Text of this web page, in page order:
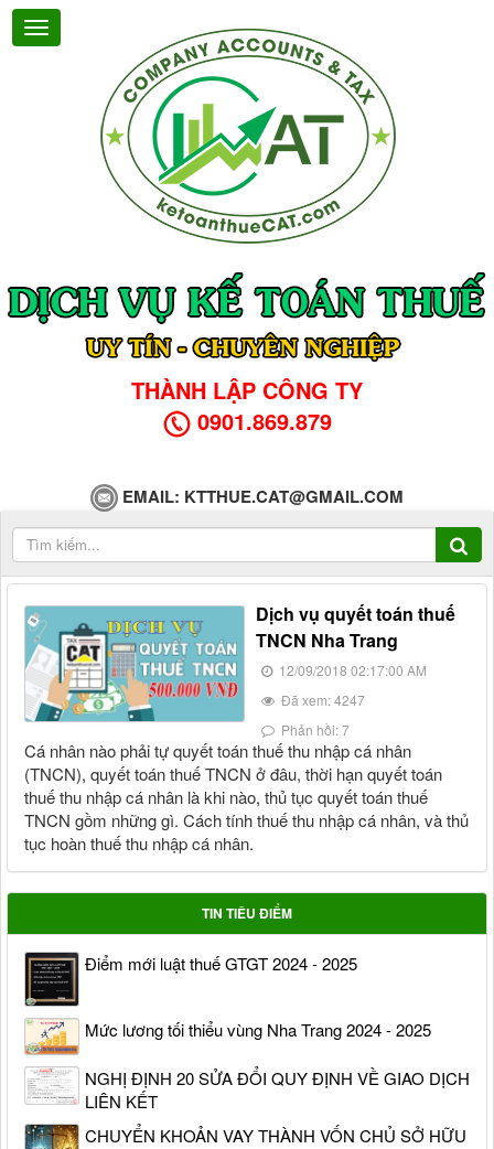
THÀNH LẬP CÔNG TY
0901.869.879
EMAIL: KTTHUE.CAT@GMAIL.COM
Dịch vụ quyết toán thuế
TNCN Nha Trang
12/09/2018 02:17:00 AM
Đã xem: 4247
Phản hồi: 7
Cá nhân nào phải tự quyết toán thuế thu nhập cá nhân
(TNCN), quyết toán thuế TNCN ở đâu, thời hạn quyết toán
thuế thu nhập cá nhân là khi nào, thủ tục quyết toán thuế
TNCN gồm những gì. Cách tính thuế thu nhập cá nhân, và thủ
tục hoàn thuế thu nhập cá nhân.
TIN TIÊU ĐIỂM
Điểm mới luật thuế GTGT 2024 - 2025
Mức lương tối thiểu vùng Nha Trang 2024 - 2025
NGHỊ ĐỊNH 20 SỬA ĐỔI QUY ĐỊNH VỀ GIAO DỊCH
LIÊN KẾT
CHUYỂN KHOẢN VAY THÀNH VỐN CHỦ SỞ HỮU